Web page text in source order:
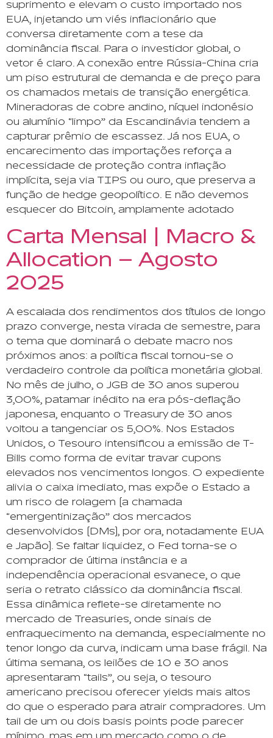
suprimento e elevam o custo importado nos
EUA, injetando um viés inflacionário que
conversa diretamente com a tese da
dominância fiscal. Para o investidor global, o
vetor é claro. A conexão entre Rússia-China cria
um piso estrutural de demanda e de preço para
os chamados metais de transição energética.
Mineradoras de cobre andino, níquel indonésio
ou alumínio “limpo” da Escandinávia tendem a
capturar prêmio de escassez. Já nos EUA, o
encarecimento das importações reforça a
necessidade de proteção contra inflação
implícita, seja via TIPS ou ouro, que preserva a
função de hedge geopolítico. E não devemos
esquecer do Bitcoin, amplamente adotado
Carta Mensal | Macro &
Allocation – Agosto
2025
A escalada dos rendimentos dos títulos de longo
prazo converge, nesta virada de semestre, para
o tema que dominará o debate macro nos
próximos anos: a política fiscal tornou-se o
verdadeiro controle da política monetária global.
No mês de julho, o JGB de 30 anos superou
3,00%, patamar inédito na era pós-deflação
japonesa, enquanto o Treasury de 30 anos
voltou a tangenciar os 5,00%. Nos Estados
Unidos, o Tesouro intensificou a emissão de T-
Bills como forma de evitar travar cupons
elevados nos vencimentos longos. O expediente
alivia o caixa imediato, mas expõe o Estado a
um risco de rolagem (a chamada
“emergentinização” dos mercados
desenvolvidos (DMs), por ora, notadamente EUA
e Japão). Se faltar liquidez, o Fed torna-se o
comprador de última instância e a
independência operacional esvanece, o que
seria o retrato clássico da dominância fiscal.
Essa dinâmica reflete-se diretamente no
mercado de Treasuries, onde sinais de
enfraquecimento na demanda, especialmente no
tenor longo da curva, indicam uma base frágil. Na
última semana, os leilões de 10 e 30 anos
apresentaram “tails”, ou seja, o tesouro
americano precisou oferecer yields mais altos
do que o esperado para atrair compradores. Um
tail de um ou dois basis points pode parecer